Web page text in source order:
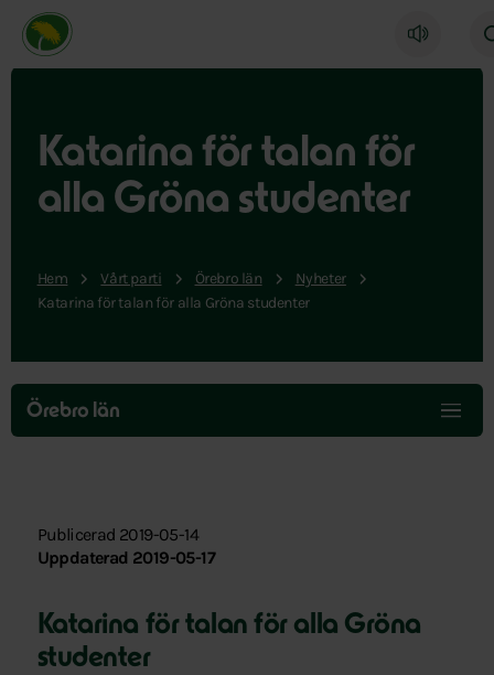
Miljöpartiet de gröna, startsida
Katarina för talan för
alla Gröna studenter
Hem Vårt parti Örebro län
Nyheter
Katarina för talan för alla Gröna studenter
Hoppa
över
menyn
Örebro län
Publicerad 2019-05-14
Uppdaterad 2019-05-17
Katarina för talan för alla Gröna
studenter